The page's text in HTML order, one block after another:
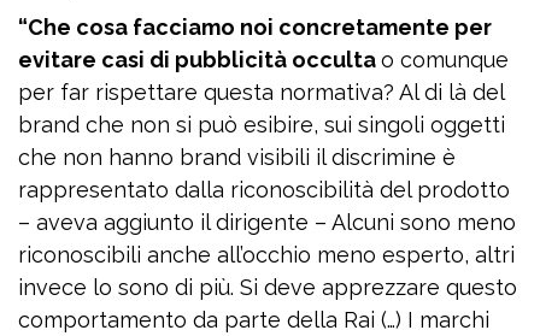
“Che cosa facciamo noi concretamente per
evitare casi di pubblicità occultao comunque
per far rispettare questa normativa? Al di là del
brand che non si può esibire, sui singoli oggetti
che non hanno brand visibili il discrimine è
rappresentato dalla riconoscibilità del prodotto
– aveva aggiunto il dirigente – Alcuni sono meno
riconoscibili anche all’occhio meno esperto, altri
invece lo sono di più. Si deve apprezzare questo
comportamento da parte della Rai (…) I marchi